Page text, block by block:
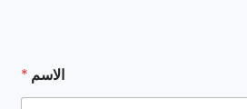
الاسم *